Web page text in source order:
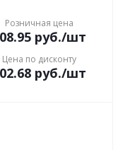
Розничная цена
руб./шт
Цена по дисконту
руб./шт